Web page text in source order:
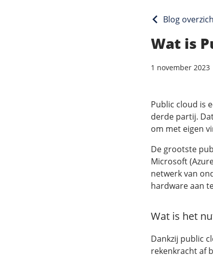
Blog
Wat is
1 november 2023
Public cloud is
derde partij.
om met eigen
De grootste
Microsoft
netwerk van
hardware aan
Wat is het
Dankzij public
rekenkracht af